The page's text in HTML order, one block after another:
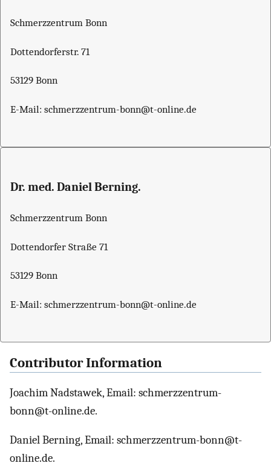
Schmerzzentrum Bonn
Dottendorferstr. 71
53129 Bonn
E-Mail: schmerzzentrum-bonn@t-online.de
Dr. med. Daniel Berning.
Schmerzzentrum Bonn
Dottendorfer Straße 71
53129 Bonn
E-Mail: schmerzzentrum-bonn@t-online.de
Contributor Information
Joachim Nadstawek, Email: schmerzzentrum-
bonn@t-online.de.
Daniel Berning, Email: schmerzzentrum-bonn@t-
online.de.